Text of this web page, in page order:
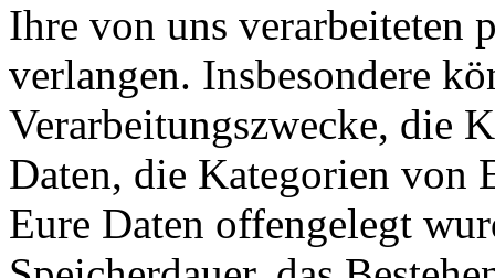
Ihre von uns verarbeiteten
verlangen. Insbesondere
Verarbeitungszwecke, die
Daten, die Kategorien von
Eure Daten offengelegt